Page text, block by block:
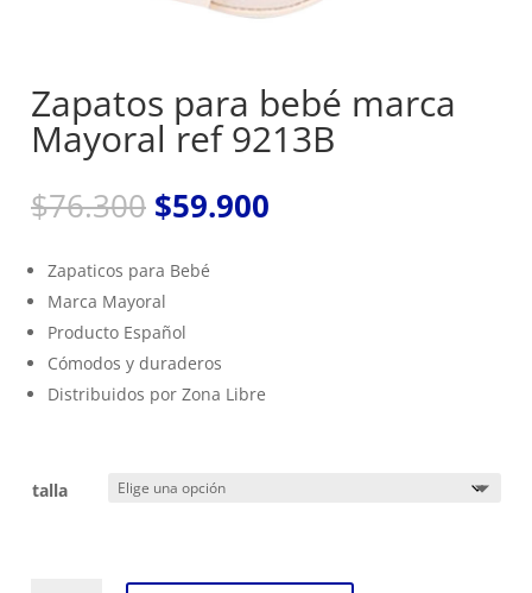
Zapatos para bebé marca
Mayoral ref 9213B
$76.300 El
precio
original
era:
$76.300.
$59.900
Zapaticos para Bebé
Marca Mayoral
Producto Español
Cómodos y duraderos
Distribuidos por Zona Libre
talla